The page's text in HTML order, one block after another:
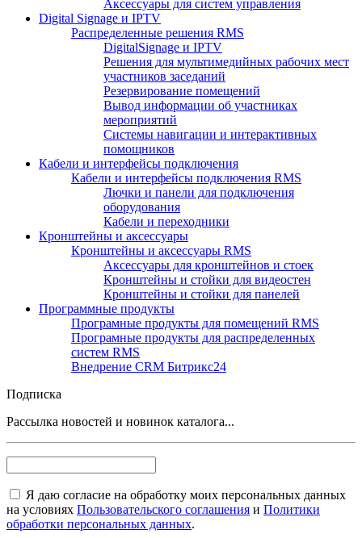
Аксессуары для систем управления
Digital Signage и IPTV
Распределенные решения RMS
DigitalSignage и IPTV
Решения для мультимедийных рабочих мест
участников заседаний
Резервирование помещений
Вывод информации об участниках
мероприятий
Системы навигации и интерактивных
помощников
Кабели и интерфейсы подключения
Кабели и интерфейсы подключения RMS
Лючки и панели для подключения
оборудования
Кабели и переходники
Кронштейны и аксессуары
Кронштейны и аксессуары RMS
Аксессуары для кронштейнов и стоек
Кронштейны и стойки для видеостен
Кронштейны и стойки для панелей
Программные продукты
Програмные продукты для помещений RMS
Програмные продукты для распределенных
систем RMS
Внедрение CRM Битрикс24
Подписка
Рассылка новостей и новинок каталога...
Я даю согласие на обработку моих персональных данных
на условиях Пользовательского соглашения и Политики
обработки персональных данных.